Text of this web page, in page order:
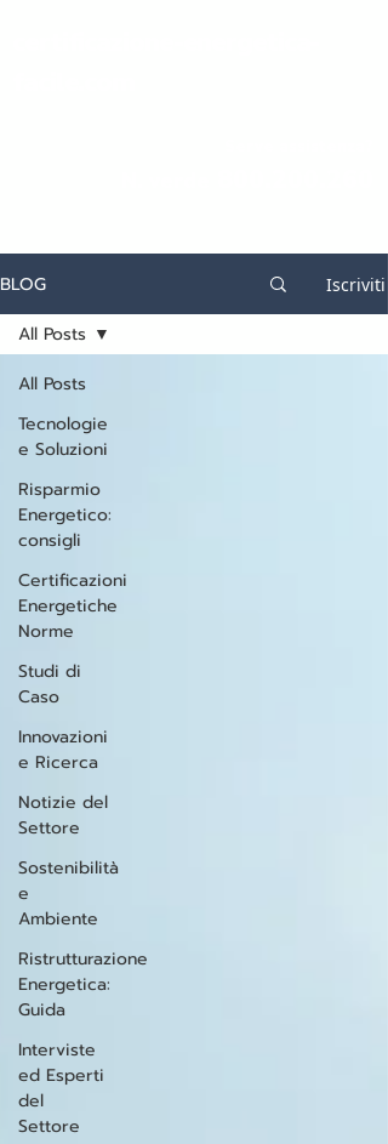
BLOG Iscriviti
All Posts
Tecnologie
e Soluzioni
Risparmio
Energetico:
consigli
Certificazioni
Energetiche
Norme
Studi di
Caso
Innovazioni
e Ricerca
Notizie del
Settore
Sostenibilità
e
Ambiente
Ristrutturazione
Energetica:
Guida
Interviste
ed Esperti
del
Settore
All Posts